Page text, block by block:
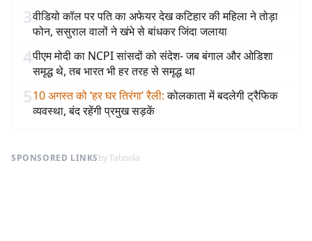
3वीडियो कॉल पर पति का अफेयर देख कटिहार की महिला ने तोड़ा
फोन, ससुराल वालों ने खंभे से बांधकर जिंदा जलाया
4पीएम मोदी का NCPI सांसदों को संदेश- जब बंगाल और ओडिशा
समृद्ध थे, तब भारत भी हर तरह से समृद्ध था
510 अगस्त को ‘हर घर तिरंगा’ रैली: कोलकाता में बदलेगी ट्रैफिक
व्यवस्था, बंद रहेंगी प्रमुख सड़कें
SPONSORED LINKSby Taboola